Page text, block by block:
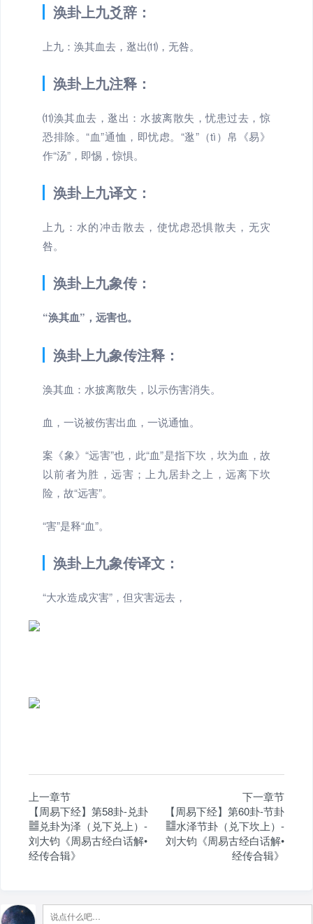
涣卦上九爻辞：
上九：涣其血去，逖出⑾，无咎。
涣卦上九注释：
⑾涣其血去，逖出：水披离散失，忧患过去，惊
恐排除。“血”通恤，即忧虑。“逖”（tì）帛《易》
作“汤”，即惕，惊惧。
涣卦上九译文：
上九：水的冲击散去，使忧虑恐惧散夫，无灾
咎。
涣卦上九象传：
“涣其血”，远害也。
涣卦上九象传注释：
涣其血：水披离散失，以示伤害消失。
血，一说被伤害出血，一说通恤。
案《象》“远害”也，此“血”是指下坎，坎为血，故
以前者为胜，远害；上九居卦之上，远离下坎
险，故“远害”。
“害”是释“血”。
涣卦上九象传译文：
“大水造成灾害”，但灾害远去，
上一章节
【周易下经】第58卦-兑卦
䷹兑卦为泽（兑下兑上）-
刘大钧《周易古经白话解•
经传合辑》
下一章节
【周易下经】第60卦-节卦
䷻水泽节卦（兑下坎上）-
刘大钧《周易古经白话解•
经传合辑》